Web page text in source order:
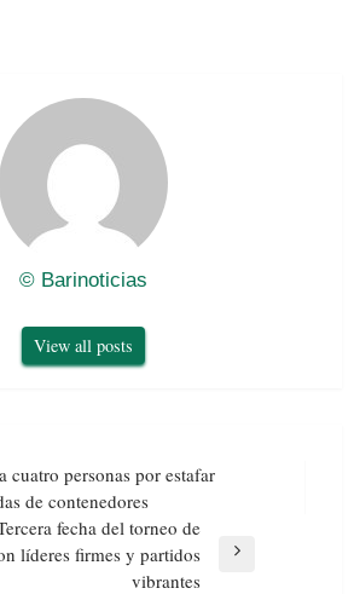
© Barinoticias
View all posts
cuatro personas por estafar
de contenedores
fecha del torneo de
líderes firmes y partidos
vibrantes